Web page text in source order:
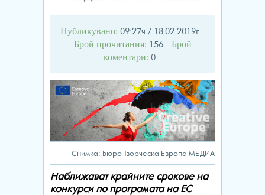
Публикувано: 09:27ч / 18.02.2019г
Брой прочитания: 156
Брой
коментари: 0
Снимка: Бюро Творческа Европа МЕДИА
Наближават крайните срокове на
конкурси по програмата на ЕС